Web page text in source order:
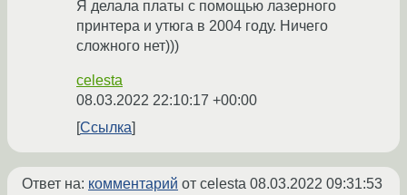
Я делала платы с помощью лазерного
принтера и утюга в 2004 году. Ничего
сложного нет)))
celesta
08.03.2022 22:10:17 +00:00
Ссылка
Ответ на: комментарий от celesta 08.03.2022 09:31:53